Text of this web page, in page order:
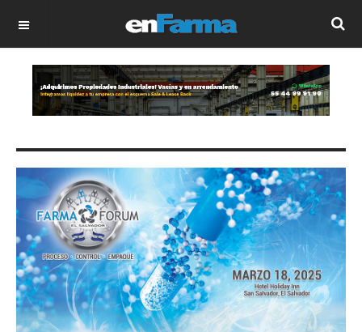
OFF CANVAS